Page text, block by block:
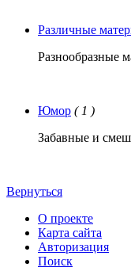
Различные
Разнообразные
Юмор ( 1 )
Забавные и
Вернуться
О проекте
Карта сайта
Авторизация
Поиск